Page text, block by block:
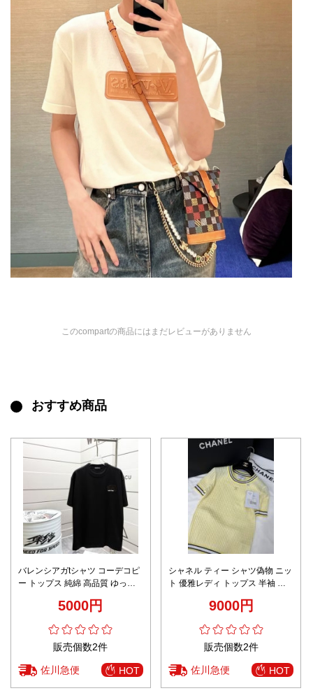
このcompartの商品にはまだレビューがありません
おすすめ商品
バレンシアガtシャツ コーデコピ
ー トップス 純綿 高品質 ゆった
5000円
販売個数2件
佐川急便 HOT
シャネル ティー シャツ偽物 ニッ
ト 優雅レディ トップス 半袖 ゆ
9000円
販売個数2件
佐川急便 HOT